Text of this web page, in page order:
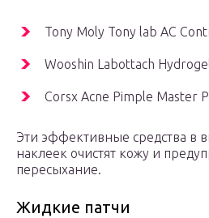
Tony Moly Tony lab AC
Wooshin Labottach
Corsx Acne Pimple Master
Эти эффективные средства в
наклеек очистят кожу и
пересыхание.
Жидкие патчи